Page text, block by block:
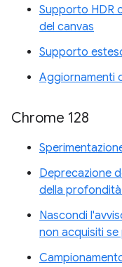
Supporto HDR
del canvas
Supporto
Aggiornamenti
Chrome 128
Deprecazione
della
Nascondi
non acquisiti